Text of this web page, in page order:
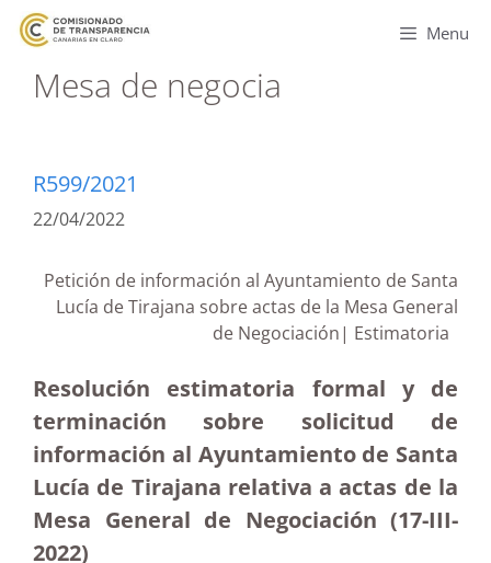
Menu
Mesa de negocia
R599/2021
22/04/2022
Petición de información al Ayuntamiento de Santa
Lucía de Tirajana sobre actas de la Mesa General
de Negociación| Estimatoria
Resolución estimatoria formal y de
terminación sobre solicitud de
información al Ayuntamiento de Santa
Lucía de Tirajana relativa a actas de la
Mesa General de Negociación (17-III-
2022)